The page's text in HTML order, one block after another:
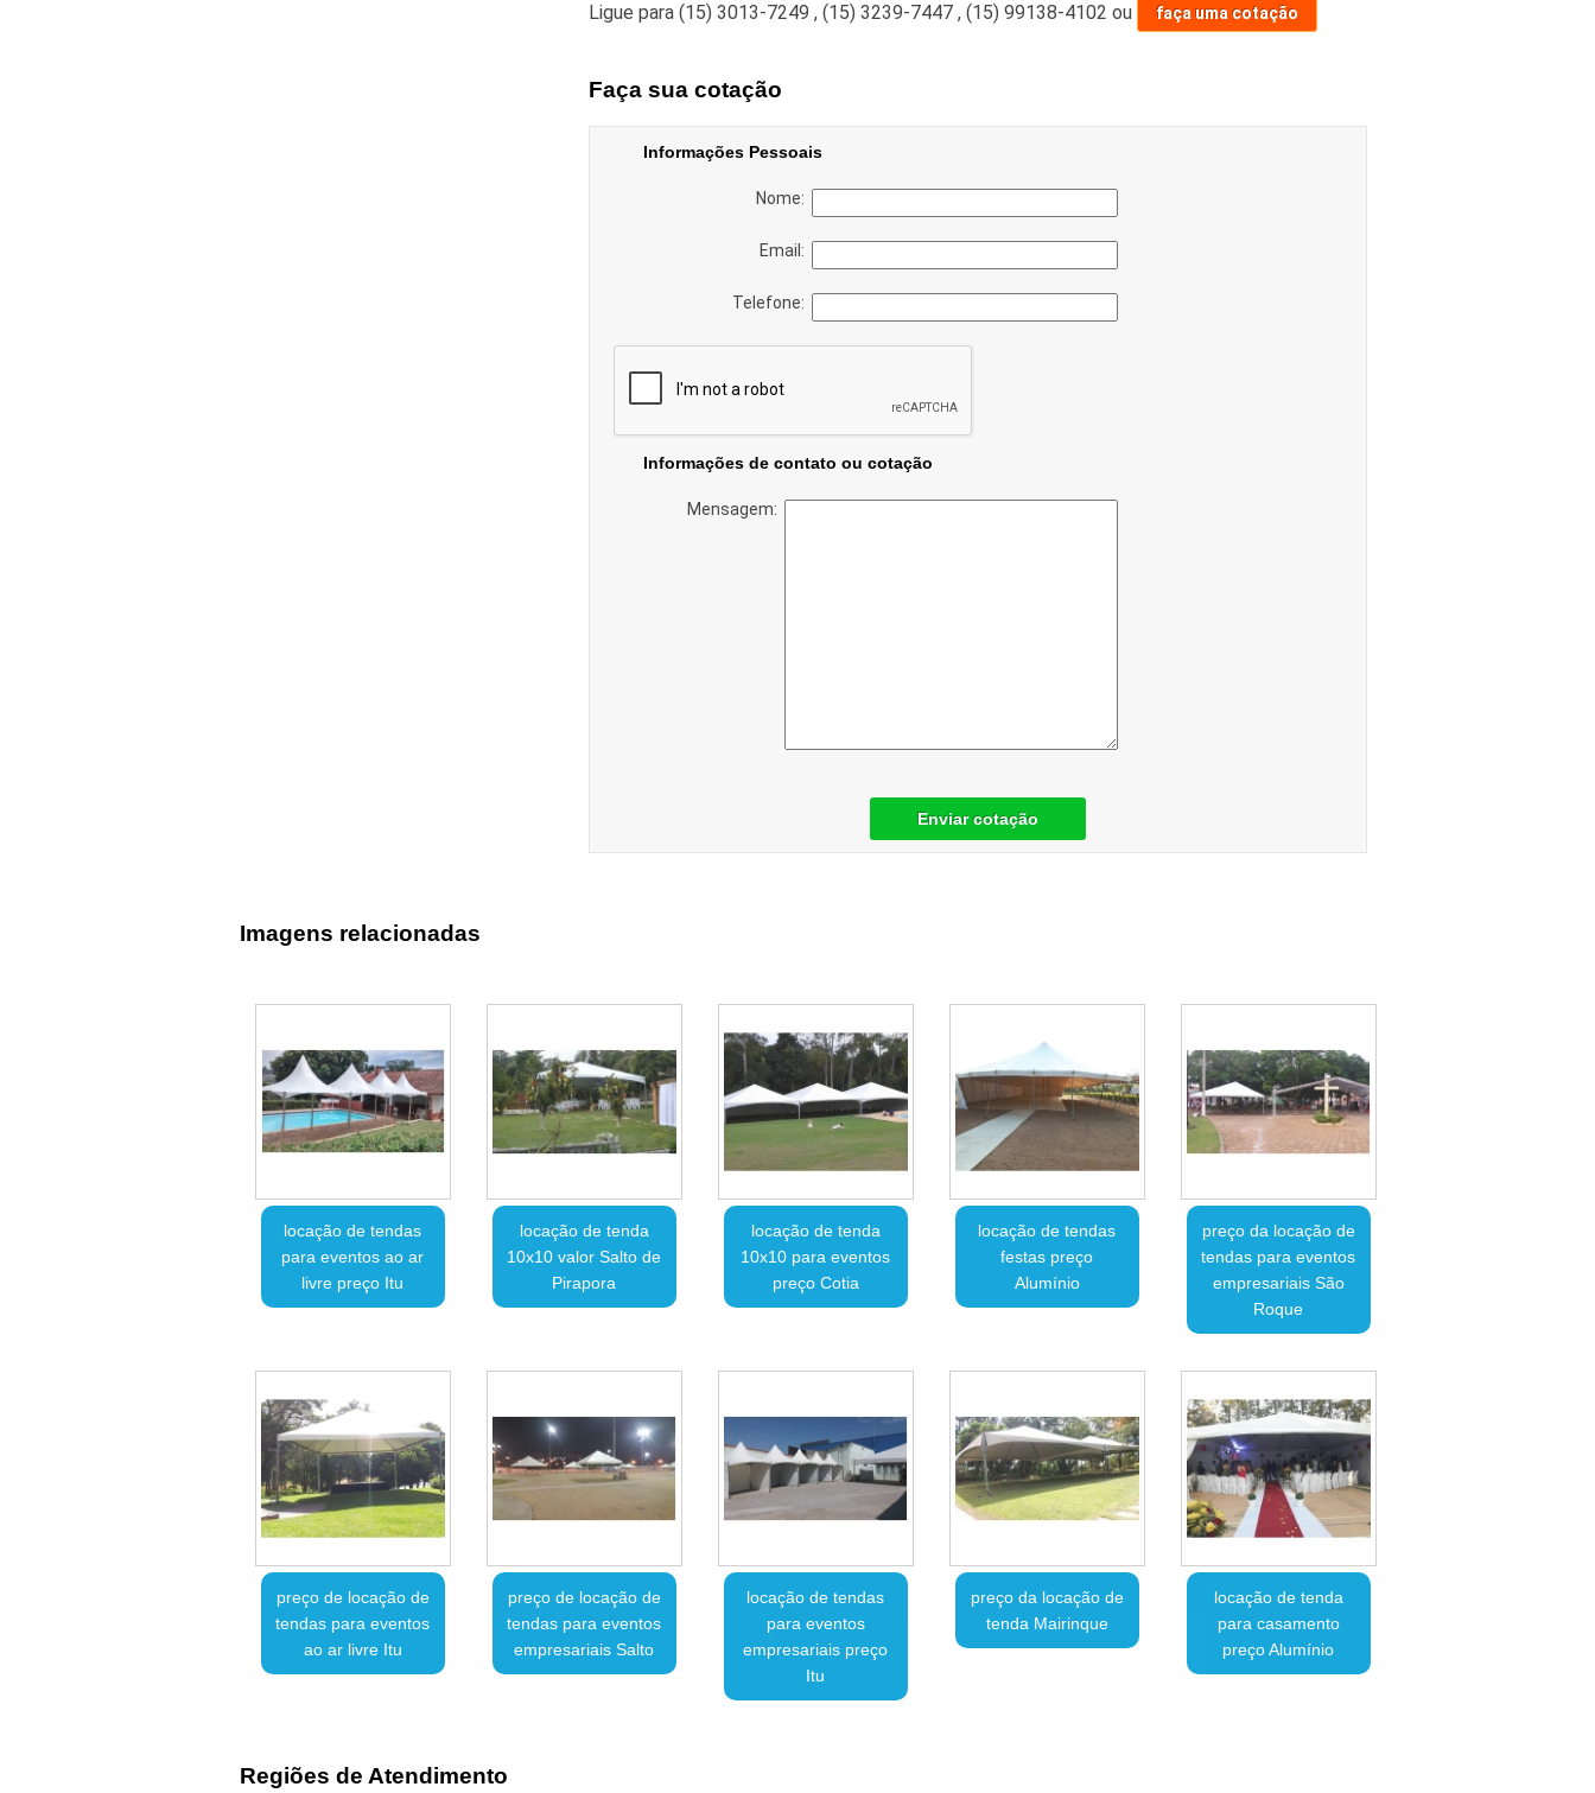
Ligue para (15) 3013-7249 , (15) 3239-7447 , (15) 99138-4102 ou faça uma cotação
Faça sua cotação
Informações Pessoais
Nome:
Email:
Telefone:
Informações de contato ou cotação
Mensagem:
Enviar cotação
Imagens relacionadas
locação de tendas
para eventos ao ar
livre preço Itu
locação de tenda
10x10 valor Salto de
Pirapora
locação de tenda
10x10 para eventos
preço Cotia
locação de tendas
festas preço
Alumínio
preço da locação de
tendas para eventos
empresariais São
Roque
preço de locação de
tendas para eventos
ao ar livre Itu
preço de locação de
tendas para eventos
empresariais Salto
locação de tendas
para eventos
empresariais preço
Itu
preço da locação de
tenda Mairinque
locação de tenda
para casamento
preço Alumínio
Regiões de Atendimento